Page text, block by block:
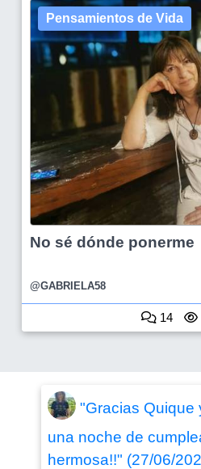
Pensamientos de Vida
No sé dónde ponerme
@GABRIELA58
14
"Gracias Quique
una noche de
hermosa!!" (27/06/